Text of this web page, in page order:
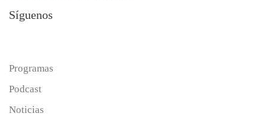
Síguenos
Programas
Podcast
Noticias